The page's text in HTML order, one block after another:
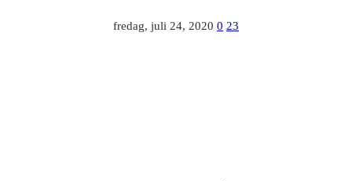
fredag, juli 24, 2020 0 23